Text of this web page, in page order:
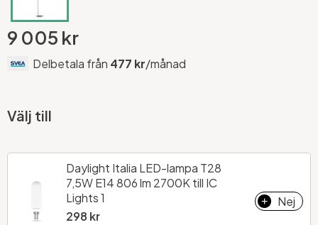
9 005 kr
Delbetala från 477 kr/månad
Välj till
Daylight Italia LED-lampa T28
7,5W E14 806 lm 2700K till IC
Lights 1
298 kr
+ Nej